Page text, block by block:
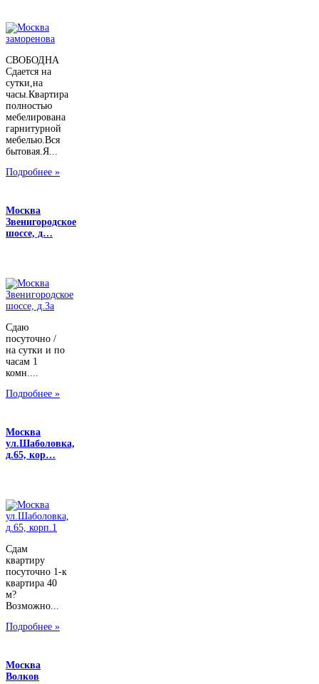
СВОБОДНА
Сдается на
сутки,на
часы.Квартира
полностью
мебелирована
гарнитурной
мебелью.Вся
бытовая.Я...
Подробнее »
Москва
Звенигородское
шоссе, д…
Сдаю
посуточно /
на сутки и по
часам 1
комн....
Подробнее »
Москва
ул.Шаболовка,
д.65, кор…
Сдам
квартиру
посуточно 1-к
квартира 40
м?
Возможно...
Подробнее »
Москва
Волков